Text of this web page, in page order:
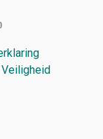
Veiligheid